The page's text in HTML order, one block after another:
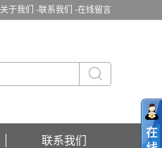
关于我们 -联系我们 -在线留言
联系我们